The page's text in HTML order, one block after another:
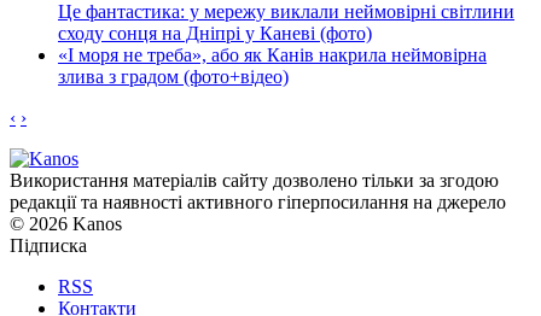
Це фантастика: у мережу виклали неймовірні світлини
сходу сонця на Дніпрі у Каневі (фото)
«І моря не треба», або як Канів накрила неймовірна
злива з градом (фото+відео)
‹ ›
Використання матеріалів сайту дозволено тільки за згодою
редакції та наявності активного гіперпосилання на джерело
© 2026 Kanos
Підписка
RSS
Контакти